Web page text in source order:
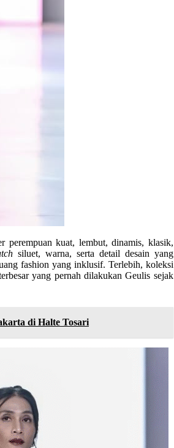
perempuan kuat, lembut, dinamis, klasik,
siluet, warna, serta detail desain yang
fashion yang inklusif. Terlebih, koleksi
yang pernah dilakukan Geulis sejak
di Halte Tosari